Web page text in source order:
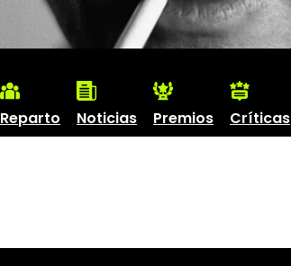
Reparto Noticias Premios Críticas